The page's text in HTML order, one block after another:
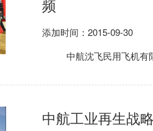
频
添加时间：2015-09-30
中航沈飞民用飞机有限
中航工业再生战